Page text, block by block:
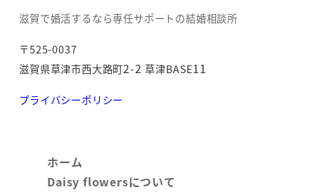
滋賀で婚活するなら専任サポートの結婚相談所
〒525-0037
滋賀県草津市西大路町2-2 草津BASE11
プライバシーポリシー
ホーム
Daisy flowersについて